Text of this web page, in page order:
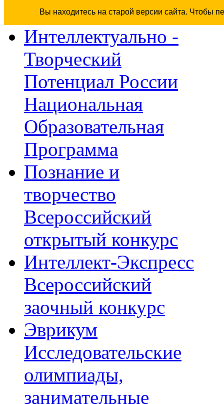
Вы находитесь на старой версии сайта. Чтобы
Интеллектуально -
Творческий
Потенциал России
Национальная
Образовательная
Программа
Познание и
творчество
Всероссийский
открытый конкурс
Интеллект-Экспресс
Всероссийский
заочный конкурс
Эврикум
Исследовательские
олимпиады,
занимательные